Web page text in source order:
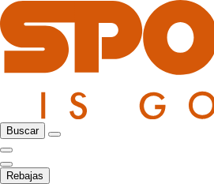
Buscar
Rebajas